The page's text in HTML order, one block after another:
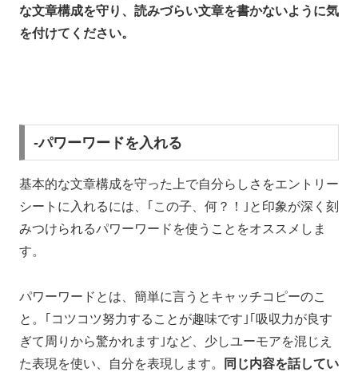
な文章構成を守り、読みづらい文章を書かないように気
を付けてください。
-パワーワードを入れる
基本的な文章構成を守った上で自分らしさをエントリー
シートに入れるには、｢この子、何？！｣と印象が深く刻
みつけられるパワーワードを使うことをオススメしま
す。
パワーワードとは、簡単に言うとキャッチコピーのこ
と。｢コツコツ努力することが趣味です｣｢吸収力が良す
ぎて周りから驚かれます｣など、少しユーモアを混じえ
た表現を使い、自分を表現します。
同じ内容を話してい